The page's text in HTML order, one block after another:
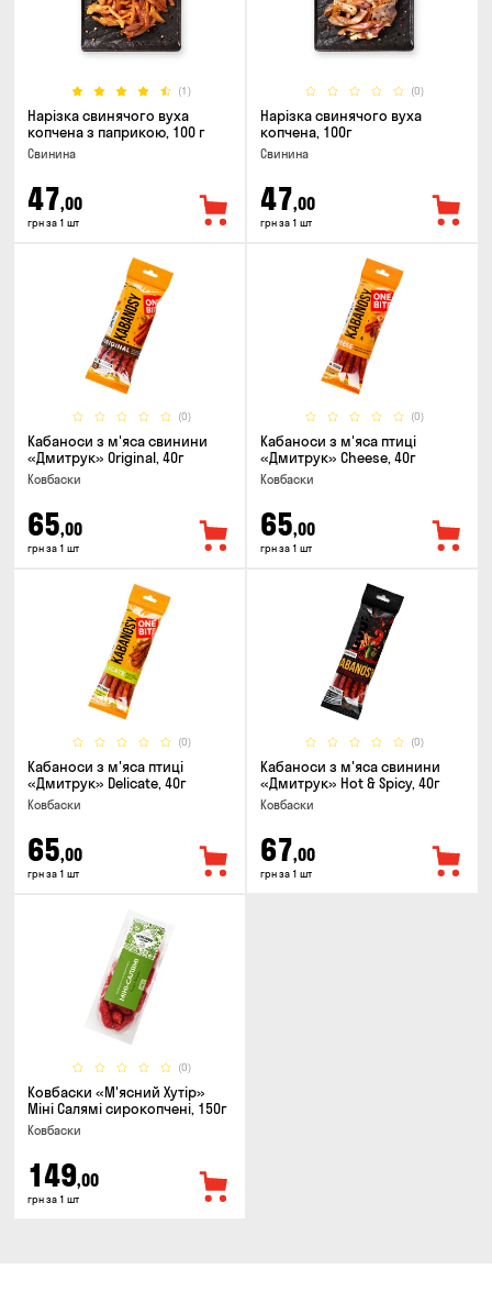
(1)
Нарізка свинячого вуха
копчена з паприкою, 100 г
Свинина
47,00
грн за 1 шт
(0)
Нарізка свинячого вуха
копчена, 100г
Свинина
47,00
грн за 1 шт
(0)
Кабаноси з м'яса свинини
«Дмитрук» Original, 40г
Ковбаски
65,00
грн за 1 шт
(0)
Кабаноси з м'яса птиці
«Дмитрук» Cheese, 40г
Ковбаски
65,00
грн за 1 шт
(0)
Кабаноси з м'яса птиці
«Дмитрук» Delicate, 40г
Ковбаски
65,00
грн за 1 шт
(0)
Кабаноси з м'яса свинини
«Дмитрук» Hot & Spicy, 40г
Ковбаски
67,00
грн за 1 шт
(0)
Ковбаски «М'ясний Хутір»
Міні Салямі сирокопчені, 150г
Ковбаски
149,00
грн за 1 шт